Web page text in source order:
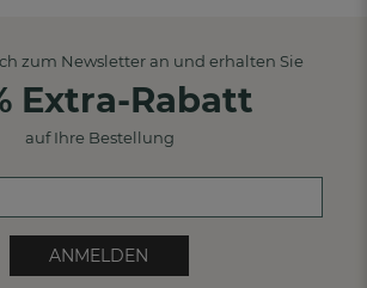
zum Newsletter an und erhalten Sie
Extra-Rabatt
auf Ihre Bestellung
ANMELDEN